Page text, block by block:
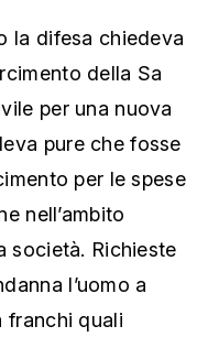
la difesa chiedeva
della Sa
per una nuova
pure che fosse
per le spese
nell’ambito
società. Richieste
l’uomo a
franchi quali